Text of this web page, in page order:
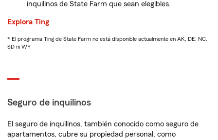
inquilinos de State Farm que sean elegibles.
Explora Ting
* El programa Ting de State Farm no está disponible actualmente en AK, DE, NC,
SD ni WY
Seguro de inquilinos
El seguro de inquilinos, también conocido como seguro de
apartamentos, cubre su propiedad personal, como